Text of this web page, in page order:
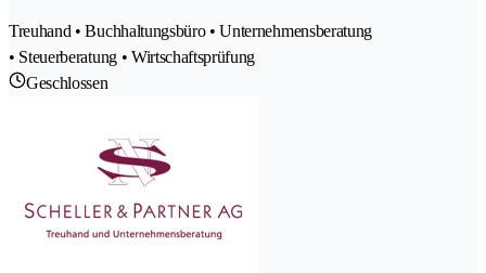
Treuhand • Buchhaltungsbüro • Unternehmensberatung
• Steuerberatung • Wirtschaftsprüfung
Geschlossen